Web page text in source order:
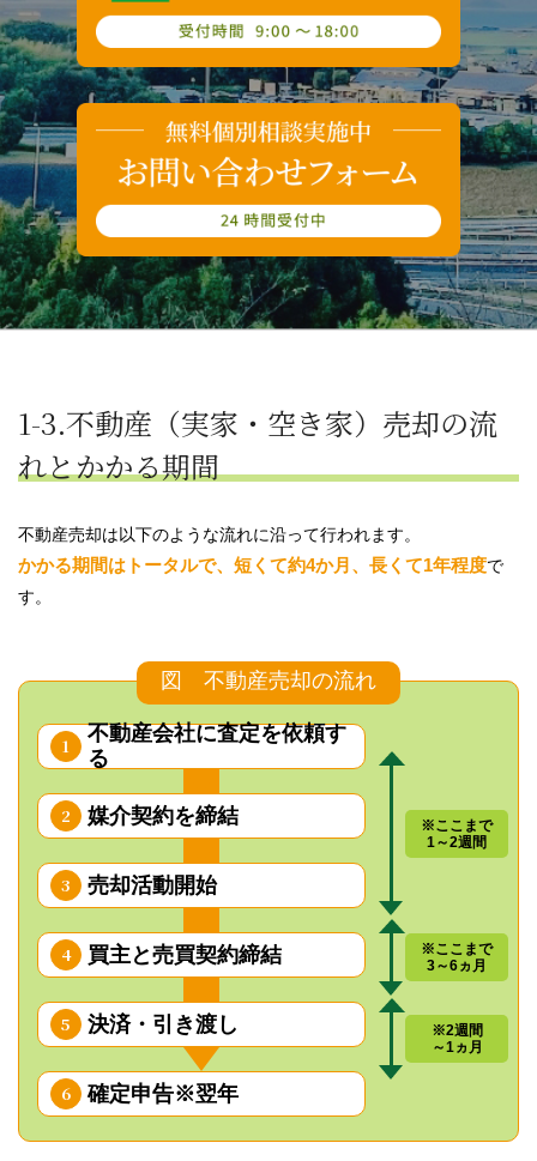
1-3.不動産（実家・空き家）売却の流
れとかかる期間
不動産売却は以下のような流れに沿って行われます。
かかる期間はトータルで、短くて約4か月、長くて1年程度で
す。
図 不動産売却の流れ
1
不動産会社に査定を依頼す
る
2 媒介契約を締結
3 売却活動開始
4 買主と売買契約締結
5 決済・引き渡し
6 確定申告※翌年
※ここまで
1～2週間
※ここまで
3～6ヵ月
※2週間
～1ヵ月